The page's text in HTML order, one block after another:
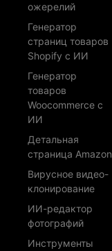
ожерелий
Генератор
страниц товаров
Shopify с ИИ
Генератор
товаров
Woocommerce с
ИИ
Детальная
страница Amazon
Вирусное видео-
клонирование
ИИ-редактор
фотографий
Инструменты